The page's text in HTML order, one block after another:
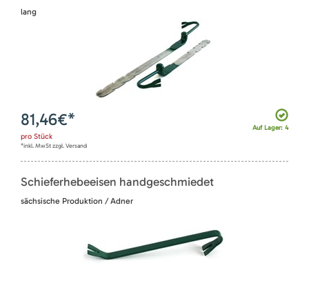
lang
Auf Lager: 4
81,46€*
pro Stück
*inkl. MwSt zzgl. Versand
Schieferhebeeisen handgeschmiedet
sächsische Produktion / Adner